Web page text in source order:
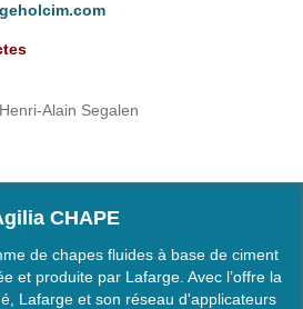
Alain Segalen
CHAPE
de chapes fluides à base de ciment
et produite par Lafarge. Avec l’offre la
Lafarge et son réseau d'applicateurs